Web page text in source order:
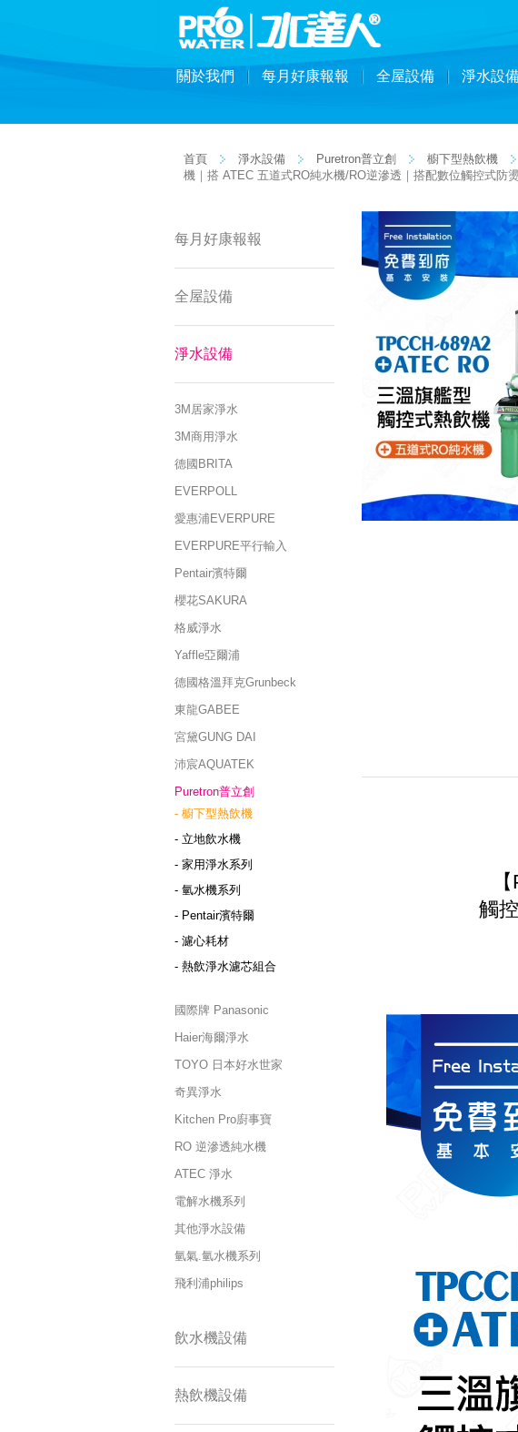
關於我們 每月好康報報 全屋設備 淨水設
首頁 淨水設備 Puretron普立創 櫥下型熱飲機
機｜搭 ATEC 五道式RO純水機/RO逆滲透｜搭配數位觸控式防
每月好康報報
全屋設備
淨水設備
3M居家淨水
3M商用淨水
德國BRITA
EVERPOLL
愛惠浦EVERPURE
EVERPURE平行輸入
Pentair濱特爾
櫻花SAKURA
格威淨水
Yaffle亞爾浦
德國格溫拜克Grunbeck
東龍GABEE
宮黛GUNG DAI
沛宸AQUATEK
Puretron普立創
- 櫥下型熱飲機
- 立地飲水機
- 家用淨水系列
- 氫水機系列
- Pentair濱特爾
- 濾心耗材
- 熱飲淨水濾芯組合
國際牌 Panasonic
Haier海爾淨水
TOYO 日本好水世家
奇異淨水
Kitchen Pro廚事寶
RO 逆滲透純水機
ATEC 淨水
電解水機系列
其他淨水設備
氫氣.氫水機系列
飛利浦philips
飲水機設備
熱飲機設備
觸